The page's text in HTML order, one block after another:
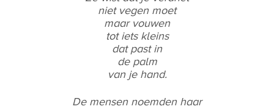
niet vegen moet
maar vouwen
tot iets kleins
dat past in
de palm
van je hand.
De mensen noemden haar